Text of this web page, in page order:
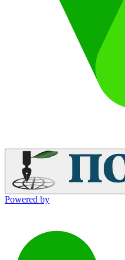
Powered by